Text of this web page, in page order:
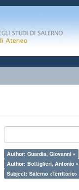
Author: Guardia, Giovanni ×
Author: Bottiglieri, Antonio ×
Subject: Salerno